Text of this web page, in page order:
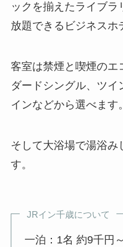
ックを揃えたライブ
放題できるビジネスホ
客室は禁煙と喫煙のエ
ダードシングル、ツイ
インなどから選べます。
そして大浴場で湯浴み
す。
JRイン千歳について
一泊：1名 約9千円